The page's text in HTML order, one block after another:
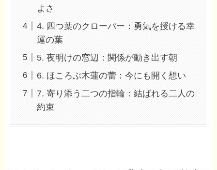
よさ
4. 四つ葉のクローバー：勇気を授ける幸
運の葉
5. 夜明けの窓辺：関係が動き出す朝
6. ほころぶ木蓮の蕾：今にも開く想い
7. 寄り添う二つの指輪：結ばれる二人の
約束